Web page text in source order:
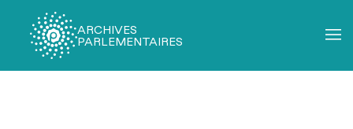
ARCHIVES
PARLEMENTAIRES